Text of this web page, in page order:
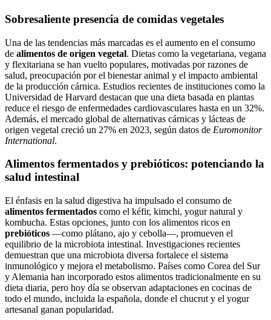
Sobresaliente presencia de comidas vegetales
Una de las tendencias más marcadas es el aumento en el consumo
de alimentos de origen vegetal. Dietas como la vegetariana, vegana
y flexitariana se han vuelto populares, motivadas por razones de
salud, preocupación por el bienestar animal y el impacto ambiental
de la producción cárnica. Estudios recientes de instituciones como la
Universidad de Harvard destacan que una dieta basada en plantas
reduce el riesgo de enfermedades cardiovasculares hasta en un 32%.
Además, el mercado global de alternativas cárnicas y lácteas de
origen vegetal creció un 27% en 2023, según datos de Euromonitor
International.
Alimentos fermentados y prebióticos: potenciando la
salud intestinal
El énfasis en la salud digestiva ha impulsado el consumo de
alimentos fermentados como el kéfir, kimchi, yogur natural y
kombucha. Estas opciones, junto con los alimentos ricos en
prebióticos —como plátano, ajo y cebolla—, promueven el
equilibrio de la microbiota intestinal. Investigaciones recientes
demuestran que una microbiota diversa fortalece el sistema
inmunológico y mejora el metabolismo. Países como Corea del Sur
y Alemania han incorporado estos alimentos tradicionalmente en su
dieta diaria, pero hoy día se observan adaptaciones en cocinas de
todo el mundo, incluida la española, donde el chucrut y el yogur
artesanal ganan popularidad.